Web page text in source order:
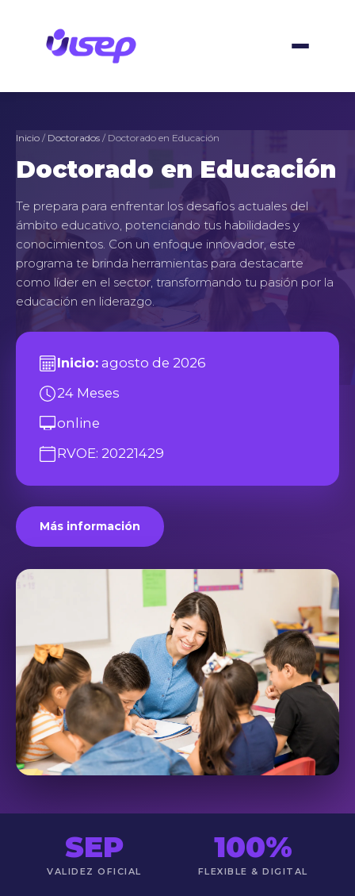
contenido
Inicio / Doctorados / Doctorado en Educación
Doctorado en Educación
Te prepara para enfrentar los desafíos actuales del
ámbito educativo, potenciando tus habilidades y
conocimientos. Con un enfoque innovador, este
programa te brinda herramientas para destacarte
como líder en el sector, transformando tu pasión por la
educación en liderazgo.
Inicio: agosto de 2026
24 Meses
online
RVOE: 20221429
Más información
SEP
VALIDEZ OFICIAL
100%
FLEXIBLE & DIGITAL